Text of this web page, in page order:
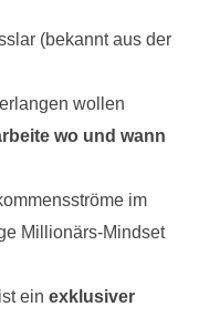
(bekannt aus der
wollen
wo und wann
im
Millionärs-Mindset
ein exklusiver